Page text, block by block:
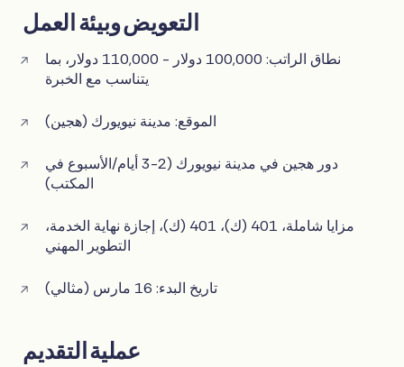
التعويض وبيئة العمل
نطاق الراتب: 100,000 دولار - 110,000 دولار، بما
يتناسب مع الخبرة
الموقع: مدينة نيويورك (هجين)
دور هجين في مدينة نيويورك (2-3 أيام/الأسبوع في
المكتب)
مزايا شاملة، 401 (ك)، 401 (ك)، إجازة نهاية الخدمة،
التطوير المهني
تاريخ البدء: 16 مارس (مثالي)
عملية التقديم